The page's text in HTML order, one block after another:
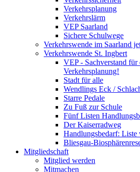
Verkehrsplanung
Verkehrslärm
VEP Saarland
Sichere Schulwege
Verkehrswende im Saarland
Verkehrswende St. Ingbert
VEP - Sachverstand
Verkehrsplanung!
Stadt für alle
Wendlings Eck /
Starre Pedale
Zu Fuß zur Schule
Fünf Listen
Der Kaiserradweg
Handlungsbedarf:
Bliesgau-
Mitgliedschaft
Mitglied werden
Mitmachen